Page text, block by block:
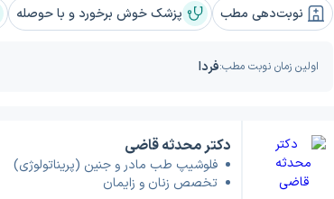
پزشک خوش برخورد و با حوصله نوبت‌دهی مطب
اولین زمان نوبت مطب:فردا
دکتر محدثه قاضی
فلوشیپ طب مادر و جنین (پریناتولوژی)
تخصص زنان و زایمان